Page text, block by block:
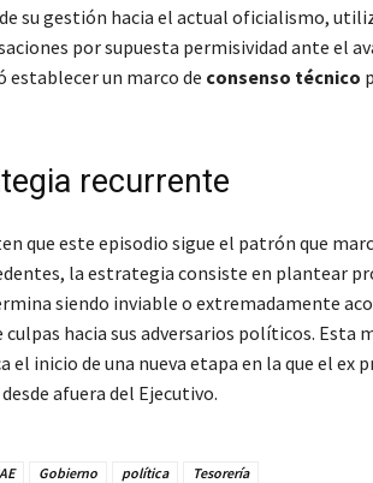
su gestión hacia el actual oficialismo,
por supuesta permisividad ante el
un marco de consenso técnico
recurrente
que este episodio sigue el patrón que
la estrategia consiste en plantear
siendo inviable o extremadamente
culpas hacia sus adversarios políticos. Esta
el inicio de una nueva etapa en la que el ex
afuera del Ejecutivo.
Gobierno política Tesorería